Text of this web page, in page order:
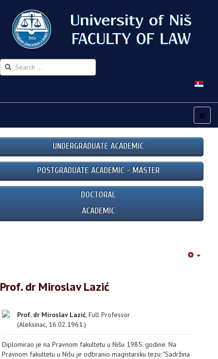
UNDERGRADUATE ACADEMIC
POSTGRADUATE ACADEMIC - MASTER
DOCTORAL
ACADEMIC
Prof. dr Miroslav Lazić
Prof. dr Miroslav Lazić, Full Professor
(Aleksinac, 16.02.1961.)
Diplomirao je na Pravnom fakultetu u Nišu 1985. godine. Na
Pravnom fakultetu u Nišu je odbranio magistarsku tezu: "Sadržina